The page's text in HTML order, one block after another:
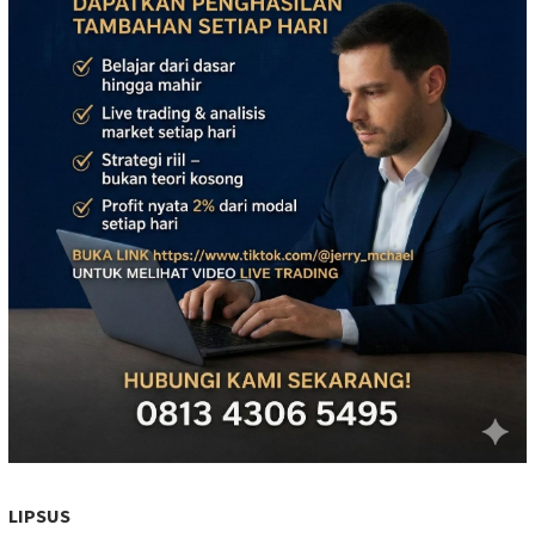
LIPSUS